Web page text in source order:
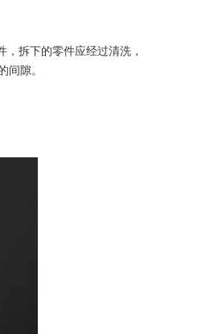
拆下的零件应经过清洗，
间隙。